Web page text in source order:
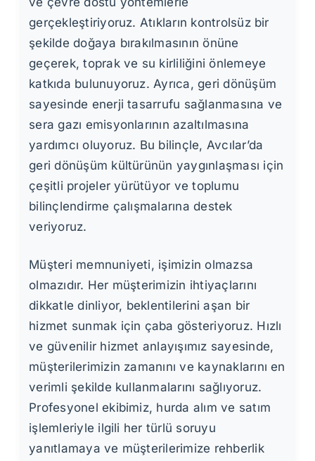
gerçekleştiriyoruz. Atıkların kontrolsüz bir
şekilde doğaya bırakılmasının önüne
geçerek, toprak ve su kirliliğini önlemeye
katkıda bulunuyoruz. Ayrıca, geri dönüşüm
sayesinde enerji tasarrufu sağlanmasına ve
sera gazı emisyonlarının azaltılmasına
yardımcı oluyoruz. Bu bilinçle, Avcılar’da
geri dönüşüm kültürünün yaygınlaşması için
çeşitli projeler yürütüyor ve toplumu
bilinçlendirme çalışmalarına destek
veriyoruz.
Müşteri memnuniyeti, işimizin olmazsa
olmazıdır. Her müşterimizin ihtiyaçlarını
dikkatle dinliyor, beklentilerini aşan bir
hizmet sunmak için çaba gösteriyoruz. Hızlı
ve güvenilir hizmet anlayışımız sayesinde,
müşterilerimizin zamanını ve kaynaklarını en
verimli şekilde kullanmalarını sağlıyoruz.
Profesyonel ekibimiz, hurda alım ve satım
işlemleriyle ilgili her türlü soruyu
yanıtlamaya ve müşterilerimize rehberlik